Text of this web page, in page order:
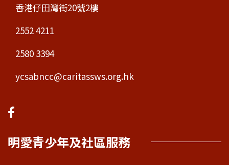
香港仔田灣街20號2樓
2552 4211
2580 3394
ycsabncc@caritassws.org.hk
明愛青少年及社區服務